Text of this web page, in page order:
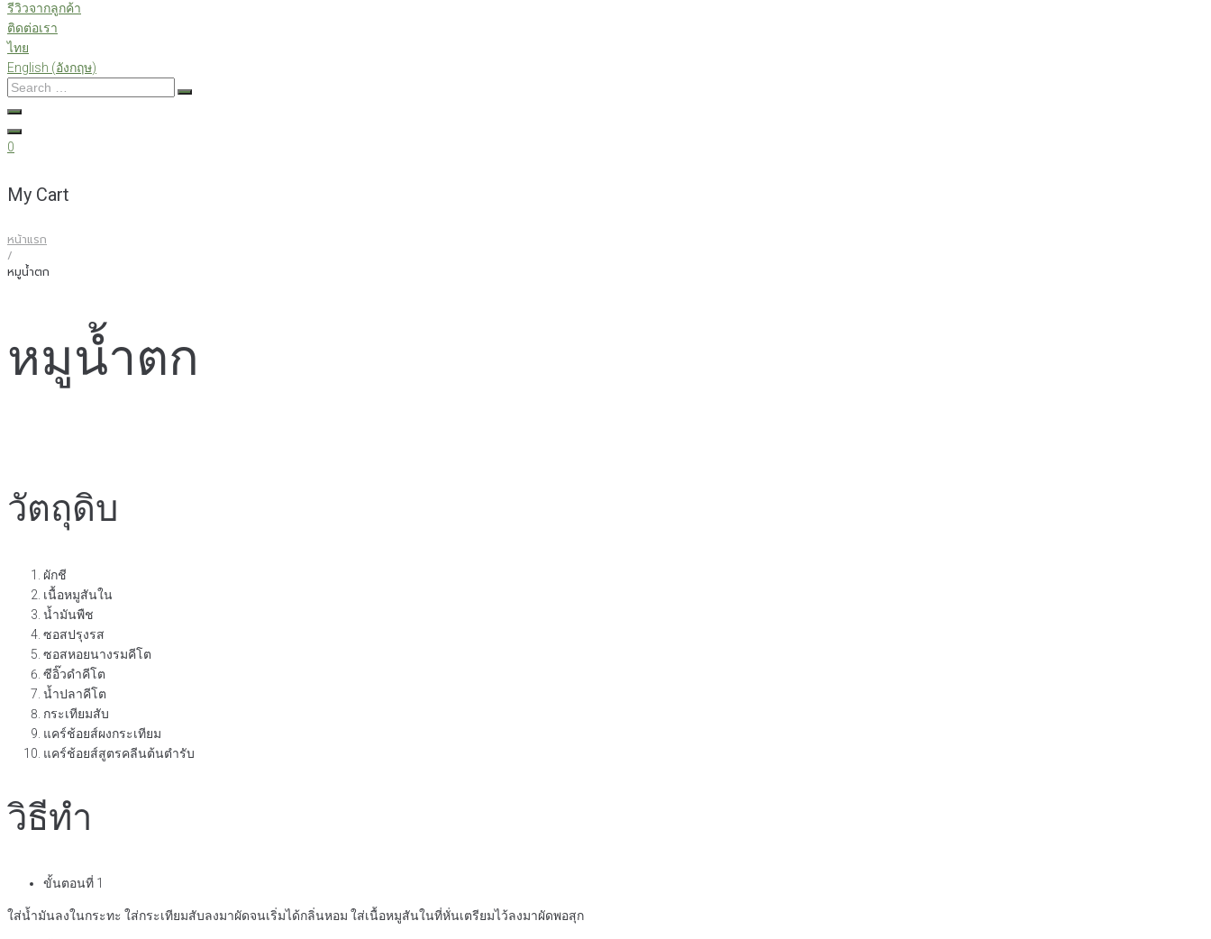
รีวิวจากลูกค้า
ติดต่อเรา
ไทย
English (อังกฤษ)
Search
…
0
My Cart
หน้าแรก
/
หมูน้ำตก
หมูน้ำตก
วัตถุดิบ
ผักชี
เนื้อหมูสันใน
น้ำมันพืช
ซอสปรุงรส
ซอสหอยนางรมคีโต
ซีอิ๊วดำคีโต
น้ำปลาคีโต
กระเทียมสับ
แคร์ช้อยส์ผงกระเทียม
แคร์ช้อยส์สูตรคลีนต้นตำรับ
วิธีทำ
ขั้นตอนที่ 1
ใส่น้ำมันลงในกระทะ ใส่กระเทียมสับลงมาผัดจนเริ่มได้กลิ่นหอม ใส่เนื้อหมูสันในที่หั่นเตรียมไว้ลงมาผัดพอสุก